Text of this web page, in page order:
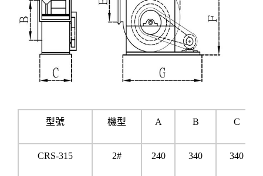
型號 機型 A B C
CRS-315 2# 240 340 340